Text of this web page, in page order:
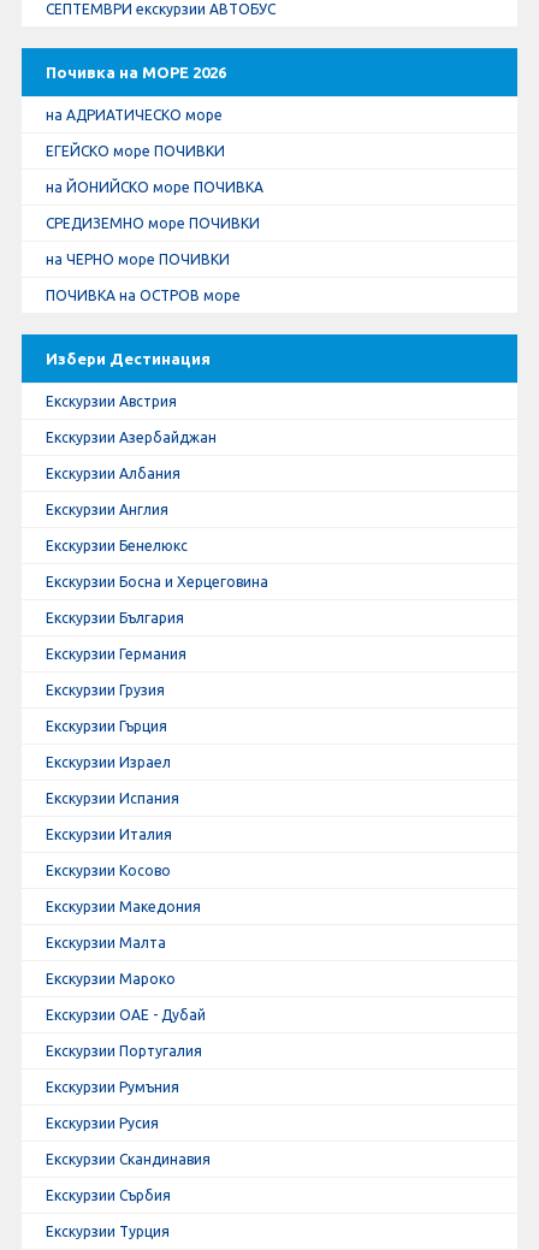
Общи условия
Стандартен Формуляр
КОНТАКТИ
СЕПТЕМВРИ екскурзии АВТОБУС
Почивка на МОРЕ 2026
на АДРИАТИЧЕСКО море
ЕГЕЙСКО море ПОЧИВКИ
на ЙОНИЙСКО море ПОЧИВКА
СРЕДИЗЕМНО море ПОЧИВКИ
на ЧЕРНО море ПОЧИВКИ
ПОЧИВКА на ОСТРОВ море
Избери Дестинация
Екскурзии Австрия
Екскурзии Азербайджан
Екскурзии Албания
Екскурзии Англия
Екскурзии Бенелюкс
Екскурзии Босна и Херцеговина
Екскурзии България
Екскурзии Германия
Екскурзии Грузия
Екскурзии Гърция
Екскурзии Израел
Екскурзии Испания
Екскурзии Италия
Екскурзии Косово
Екскурзии Македония
Екскурзии Малта
Екскурзии Мароко
Екскурзии ОАЕ - Дубай
Екскурзии Португалия
Екскурзии Румъния
Екскурзии Русия
Екскурзии Скандинавия
Екскурзии Сърбия
Екскурзии Турция